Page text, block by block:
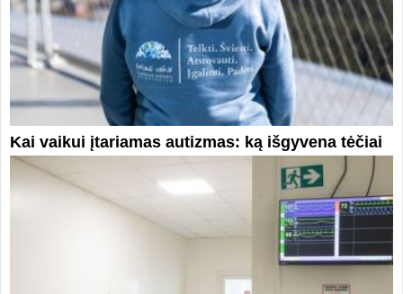
Kai vaikui įtariamas autizmas: ką išgyvena tėčiai